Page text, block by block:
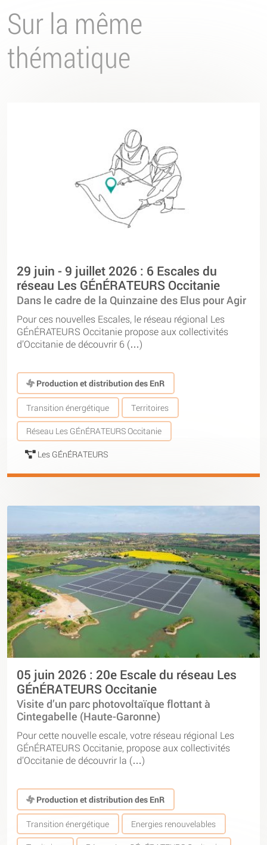
Sur la même
thématique
29 juin - 9 juillet 2026 : 6 Escales du
réseau Les GÉnÉRATEURS Occitanie
Dans le cadre de la Quinzaine des Elus pour Agir
Pour ces nouvelles Escales, le réseau régional Les
GÉnÉRATEURS Occitanie propose aux collectivités
d’Occitanie de découvrir 6 (…)
Production et distribution des EnR
Transition énergétique Territoires
Réseau Les GÉnÉRATEURS Occitanie
Les GÉnÉRATEURS
05 juin 2026 : 20e Escale du réseau Les
GÉnÉRATEURS Occitanie
Visite d’un parc photovoltaïque flottant à
Cintegabelle (Haute-Garonne)
Pour cette nouvelle escale, votre réseau régional Les
GÉnÉRATEURS Occitanie, propose aux collectivités
d’Occitanie de découvrir la (…)
Production et distribution des EnR
Transition énergétique Energies renouvelables